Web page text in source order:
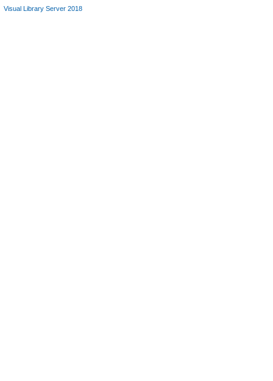
Visual Library Server 2018